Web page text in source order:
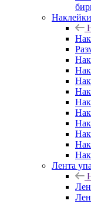
Наклейки
Лента